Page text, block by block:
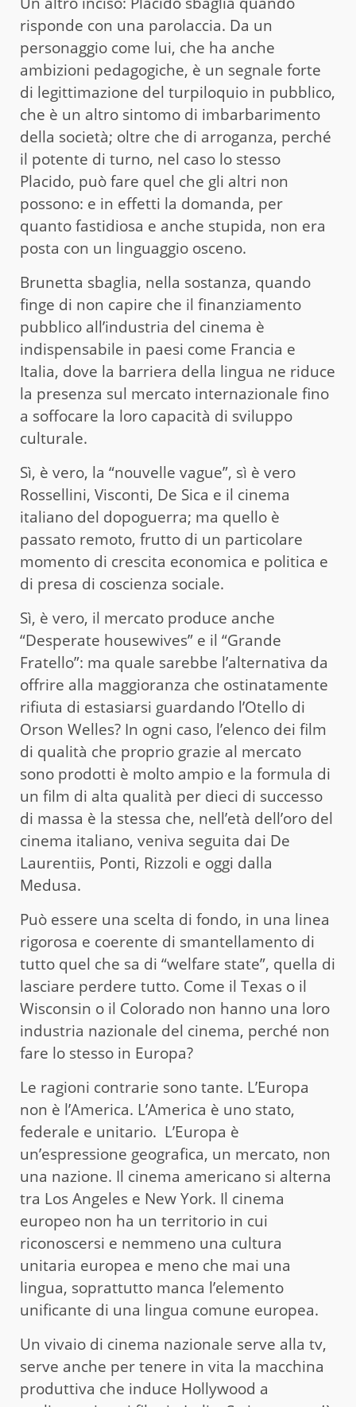
risponde con una parolaccia. Da un
personaggio come lui, che ha anche
ambizioni pedagogiche, è un segnale forte
di legittimazione del turpiloquio in pubblico,
che è un altro sintomo di imbarbarimento
della società; oltre che di arroganza, perché
il potente di turno, nel caso lo stesso
Placido, può fare quel che gli altri non
possono: e in effetti la domanda, per
quanto fastidiosa e anche stupida, non era
posta con un linguaggio osceno.
Brunetta sbaglia, nella sostanza, quando
finge di non capire che il finanziamento
pubblico all’industria del cinema è
indispensabile in paesi come Francia e
Italia, dove la barriera della lingua ne riduce
la presenza sul mercato internazionale fino
a soffocare la loro capacità di sviluppo
culturale.
Sì, è vero, la “nouvelle vague”, sì è vero
Rossellini, Visconti, De Sica e il cinema
italiano del dopoguerra; ma quello è
passato remoto, frutto di un particolare
momento di crescita economica e politica e
di presa di coscienza sociale.
Sì, è vero, il mercato produce anche
“Desperate housewives” e il “Grande
Fratello”: ma quale sarebbe l’alternativa da
offrire alla maggioranza che ostinatamente
rifiuta di estasiarsi guardando l’Otello di
Orson Welles? In ogni caso, l’elenco dei film
di qualità che proprio grazie al mercato
sono prodotti è molto ampio e la formula di
un film di alta qualità per dieci di successo
di massa è la stessa che, nell’età dell’oro del
cinema italiano, veniva seguita dai De
Laurentiis, Ponti, Rizzoli e oggi dalla
Medusa.
Può essere una scelta di fondo, in una linea
rigorosa e coerente di smantellamento di
tutto quel che sa di “welfare state”, quella di
lasciare perdere tutto. Come il Texas o il
Wisconsin o il Colorado non hanno una loro
industria nazionale del cinema, perché non
fare lo stesso in Europa?
Le ragioni contrarie sono tante. L’Europa
non è l’America. L’America è uno stato,
federale e unitario. L’Europa è
un’espressione geografica, un mercato, non
una nazione. Il cinema americano si alterna
tra Los Angeles e New York. Il cinema
europeo non ha un territorio in cui
riconoscersi e nemmeno una cultura
unitaria europea e meno che mai una
lingua, soprattutto manca l’elemento
unificante di una lingua comune europea.
Un vivaio di cinema nazionale serve alla tv,
serve anche per tenere in vita la macchina
produttiva che induce Hollywood a